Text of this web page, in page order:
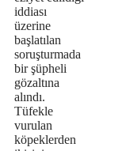
iddiası
üzerine
başlatılan
soruşturmada
bir şüpheli
gözaltına
alındı.
Tüfekle
vurulan
köpeklerden